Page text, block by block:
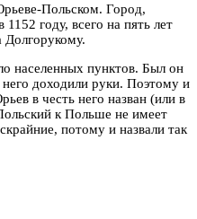
Польском. Город,
году, всего на пять лет
населенных пунктов. Был он
доходили руки. Поэтому и
в честь него назван (или в
к Польше не имеет
потому и назвали так